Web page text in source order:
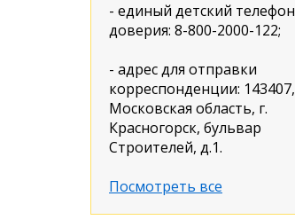
- единый детский телефон
доверия: 8-800-2000-122;
- адрес для отправки
корреспонденции: 143407,
Московская область, г.
Красногорск, бульвар
Строителей, д.1.
Посмотреть все